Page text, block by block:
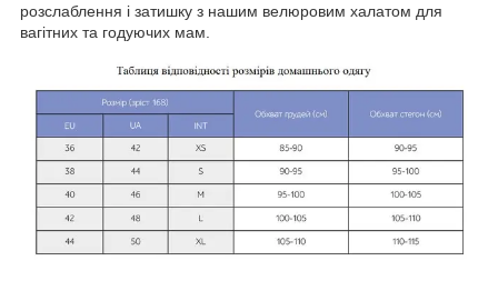
розслаблення і затишку з нашим велюровим халатом для
вагітних та годуючих мам.